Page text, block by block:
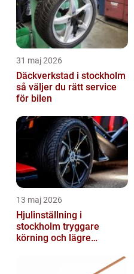
31 maj 2026
Däckverkstad i stockholm
så väljer du rätt service
för bilen
13 maj 2026
Hjulinställning i
stockholm tryggare
körning och lägre